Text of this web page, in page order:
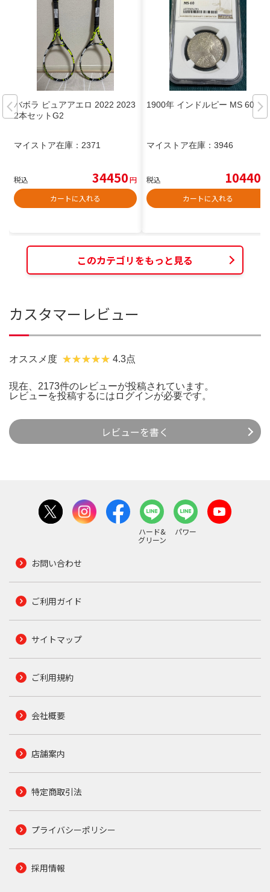
バボラ ピュアアエロ 2022 2023
2本セットG2
マイストア在庫： 2371
税込 34450円
カートに入れる
1900年 インドルピー MS 60
マイストア在庫： 3946
税込 10440
カートに入れる
このカテゴリをもっと見る
カスタマーレビュー
オススメ度 4.3点
現在、2173件のレビューが投稿されています。
レビューを投稿するには ログインが必要です。
レビューを書く
ハード&
グリーン
パワー
お問い合わせ
ご利用ガイド
サイトマップ
ご利用規約
会社概要
店舗案内
特定商取引法
プライバシーポリシー
採用情報